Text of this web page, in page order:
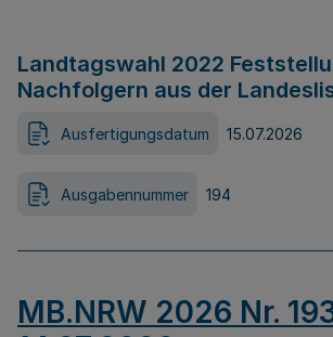
Landtagswahl 2022
Nachfolgern aus der
Ausfertigungsdatum 15.07.2026
Ausgabennummer 194
MB.NRW 2026 Nr.